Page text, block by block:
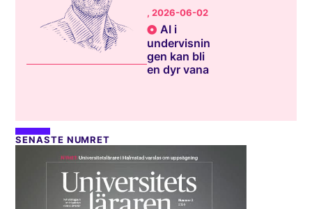
, 2026-06-02
AI i
undervisnin
gen kan bli
en dyr vana
SENASTE NUMRET